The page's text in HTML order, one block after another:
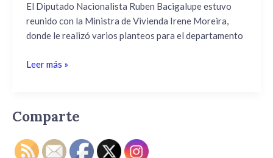
El Diputado Nacionalista Ruben Bacigalupe estuvo
reunido con la Ministra de Vivienda Irene Moreira,
donde le realizó varios planteos para el departamento
la
relocalización
de
familias
las
inundaciones.
Leer más »
Comparte